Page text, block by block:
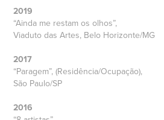
2019
“Ainda me restam os olhos”,
Viaduto das Artes, Belo Horizonte/MG
2017
“Paragem”, (Residência/Ocupação),
São Paulo/SP
2016